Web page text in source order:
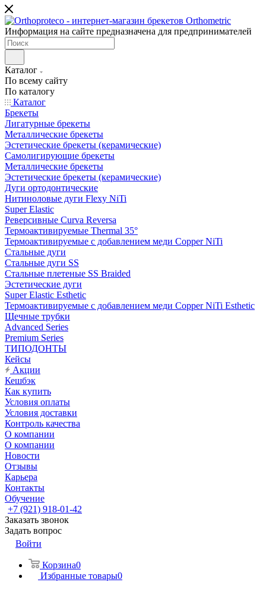
Информация на сайте предназначена для предпринимателей
Каталог
По всему сайту
По каталогу
Каталог
Брекеты
Лигатурные брекеты
Металлические брекеты
Эстетические брекеты (керамические)
Самолигирующие брекеты
Металлические брекеты
Эстетические брекеты (керамические)
Дуги ортодонтические
Нитиноловые дуги Flexy NiTi
Super Elastic
Реверсивные Curva Reversa
Термоактивируемые Thermal 35°
Термоактивируемые с добавлением меди Copper NiTi
Стальные дуги
Стальные дуги SS
Стальные плетеные SS Braided
Эстетические дуги
Super Elastic Esthetic
Термоактивируемые с добавлением меди Copper NiTi Esthetic
Щечные трубки
Advanced Series
Premium Series
ТИПОДОНТЫ
Кейсы
Акции
Кешбэк
Как купить
Условия оплаты
Условия доставки
Контроль качества
О компании
О компании
Новости
Отзывы
Карьера
Контакты
Обучение
+7 (921) 918-01-42
Заказать звонок
Задать вопрос
Войти
Корзина0
Избранные товары0